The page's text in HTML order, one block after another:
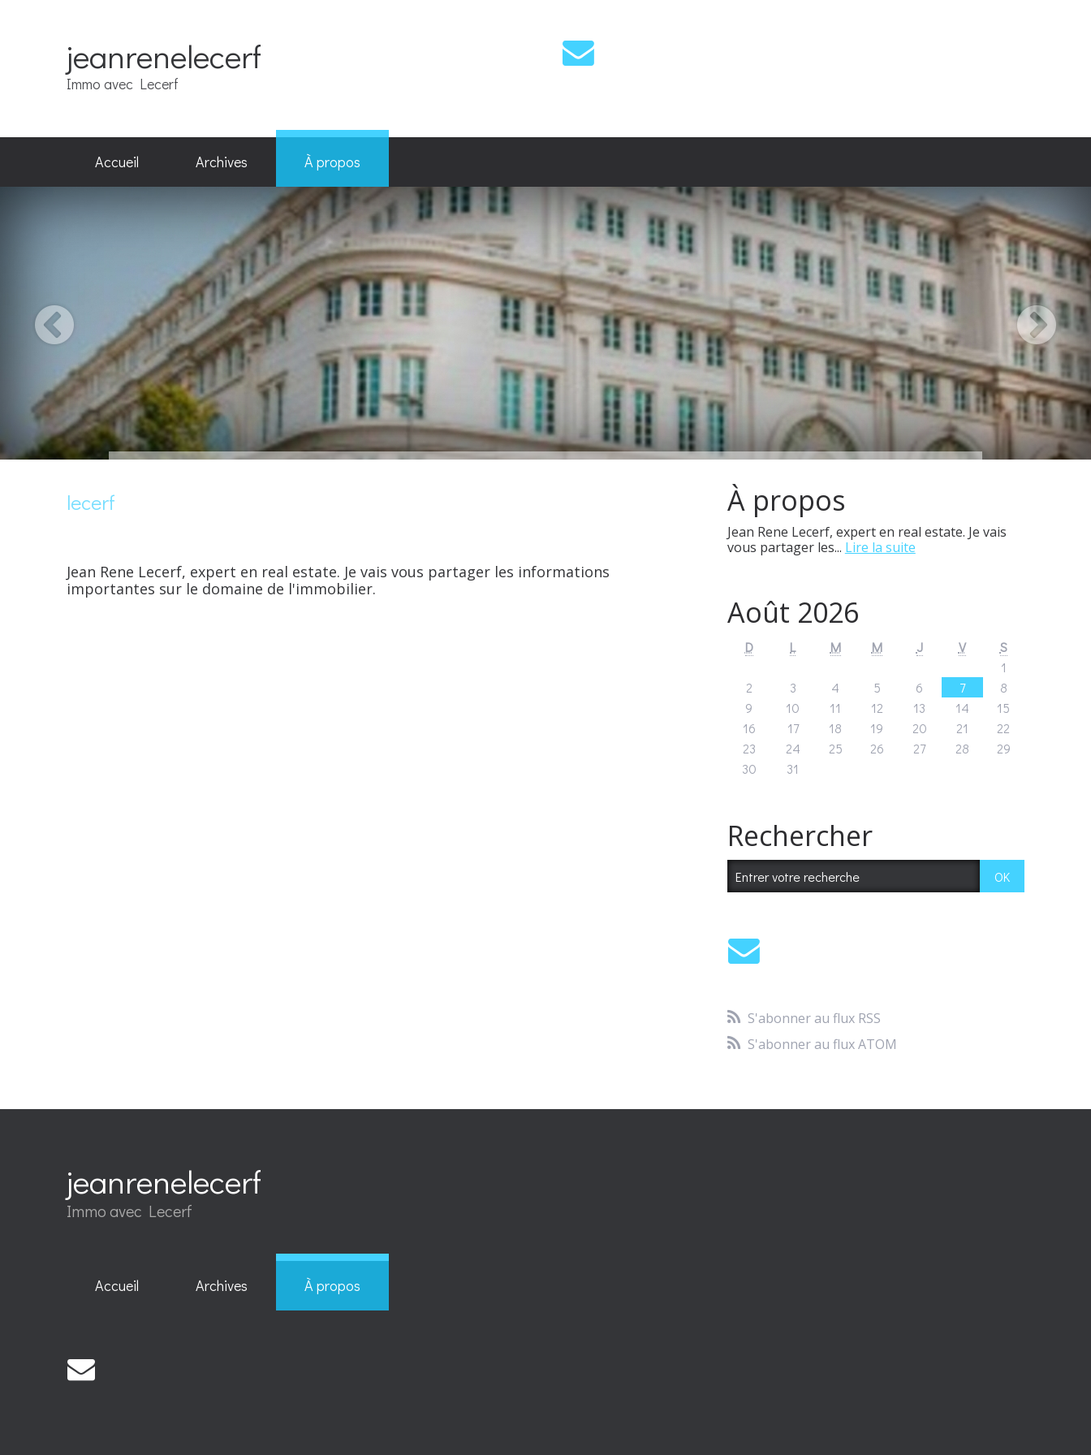
jeanrenelecerf
Immo avec Lecerf
Accueil Archives À propos
lecerf
Jean Rene Lecerf, expert en real estate. Je vais vous partager les informations
importantes sur le domaine de l'immobilier.
À propos
Jean Rene Lecerf, expert en real estate. Je vais
vous partager les... Lire la suite
Août 2026
D L M M J V
S
1
2
3 4 5 6 7
8
9
10 11 12 13 14
15
16
17 18 19 20 21
22
23
24 25 26 27 28
29
30
31
Rechercher
S'abonner au flux RSS
S'abonner au flux ATOM
jeanrenelecerf
Immo avec Lecerf
Accueil Archives À propos